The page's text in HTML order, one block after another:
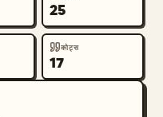
25
कोट्स
17